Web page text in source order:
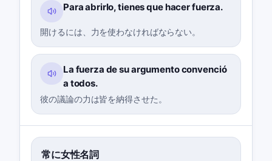
Para abrirlo, tienes que hacer fuerza.
開けるには、力を使わなければならない。
La fuerza de su argumento convenció
a todos.
彼の議論の力は皆を納得させた。
常に女性名詞